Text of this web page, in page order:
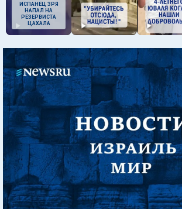
ИСПАНЕЦ ЗРЯ
НАПАЛ НА
РЕЗЕРВИСТА
ЦАХАЛА